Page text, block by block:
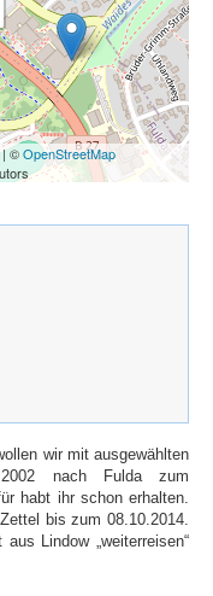
| ©OpenStreetMap
wir mit ausgewählten
nach Fulda zum
habt ihr schon erhalten.
bis zum 08.10.2014.
Lindow „weiterreisen“